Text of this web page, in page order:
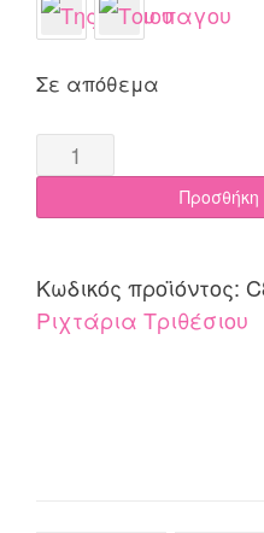
Σε απόθεμα
Ριχτάρι
Τριθέσιου
170x300
811
Εκρού
quantity
Κωδικός προϊόντος:
Ριχτάρια Τριθέσιου